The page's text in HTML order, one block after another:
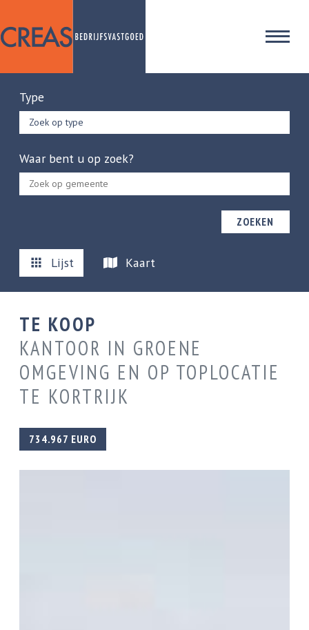
Type
Zoek op type
Waar bent u op zoek?
ZOEKEN
Lijst Kaart
TE KOOP
KANTOOR IN GROENE
OMGEVING EN OP TOPLOCATIE
TE KORTRIJK
734.967 EURO